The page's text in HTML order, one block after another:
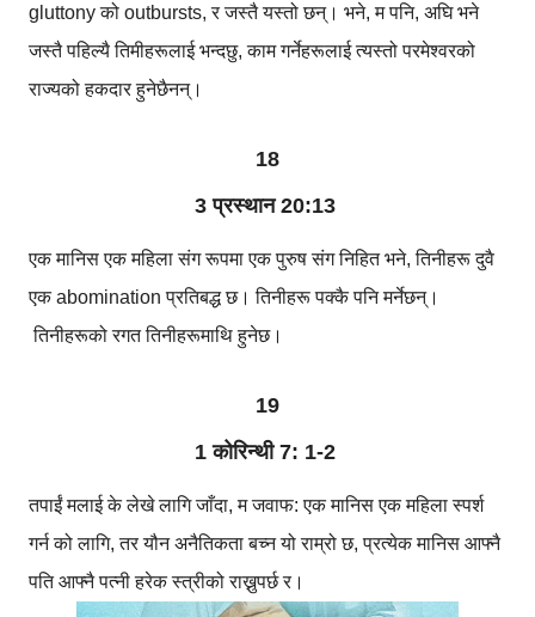
gluttony को outbursts, र जस्तै यस्तो छन्। भने, म पनि, अघि भने
जस्तै पहिल्यै तिमीहरूलाई भन्दछु, काम गर्नेहरूलाई त्यस्तो परमेश्वरको
राज्यको हकदार हुनेछैनन्।
18
3 प्रस्थान 20:13
एक मानिस एक महिला संग रूपमा एक पुरुष संग निहित भने, तिनीहरू दुवै
एक abomination प्रतिबद्ध छ। तिनीहरू पक्कै पनि मर्नेछन्।
तिनीहरूको रगत तिनीहरूमाथि हुनेछ।
19
1 कोरिन्थी 7: 1-2
तपाईं मलाई के लेखे लागि जाँदा, म जवाफ: एक मानिस एक महिला स्पर्श
गर्न को लागि, तर यौन अनैतिकता बच्न यो राम्रो छ, प्रत्येक मानिस आफ्नै
पति आफ्नै पत्नी हरेक स्त्रीको राख्नुपर्छ र।